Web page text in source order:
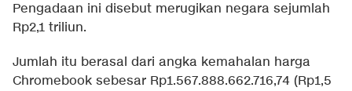
Pengadaan ini disebut merugikan negara sejumlah
Rp2,1 triliun.
Jumlah itu berasal dari angka kemahalan harga
Chromebook sebesar Rp1.567.888.662.716,74 (Rp1,5